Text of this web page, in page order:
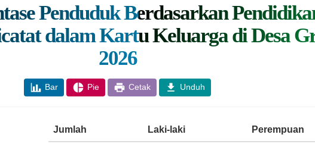
Penduduk Berdasarkan
dalam Kartu Keluarga di Desa
2026
Bar Pie Cetak Unduh
Jumlah Laki-laki Perempuan